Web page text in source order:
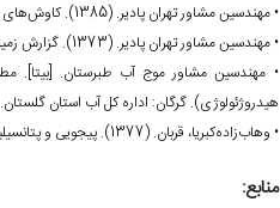
• مهندسین مشاور تهران پادیر. (1385). کاوش‌های ژئوفیزیکی در شمال استان گلستان. گرگان: سازمان صنایع و معادن استان گلستان.
• مهندسین مشاور تهران پادیر. (1373). گزارش زمین‏شناسی- معدنی پتانسیل معدنی تالک (حاجی آباد. جنوب آزادشهر). ساری: اداره کل معادن و فلزات استان مازندران.
هیدروژئولوژی). گرگان: اداره کل آب استان گلستان.
• وهاب‌زاده‌کبریا، قربان. (1377). پی‏جویی و پتانسیل‏یابی مواد معدنی در سازند آتشفشانی نکارمن استان گلستان. گرگان: اداره کل معادن و فلزات استان گلستان.
منابع: